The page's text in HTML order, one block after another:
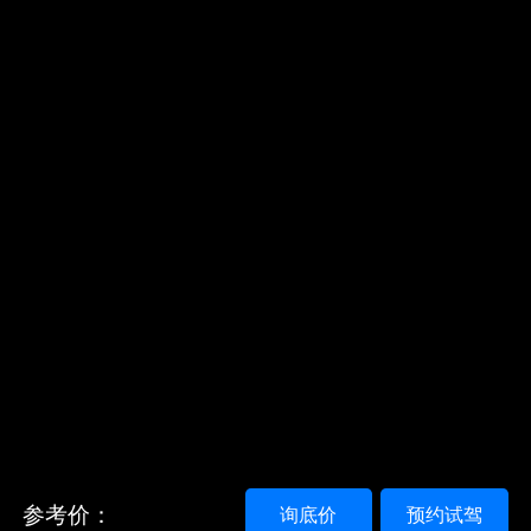
参考价： 预约试驾
询底价